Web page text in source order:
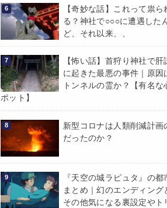
【奇妙な話】これって祟ら
る？神社で○○○に遭遇した
ど、それ以来、、
【怖い話】首狩り神社で肝
に起きた最悪の事件｜原因
トンネルの霊か？【有名な
ポット】
新型コロナは人類削減計画
だったのか？
『天空の城ラピュタ』の都
まとめ｜幻のエンディング
その他気になる裏設定やト